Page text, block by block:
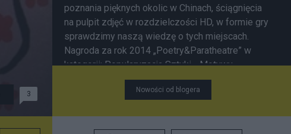
3
poznania pięknych okolic w Chinach, ściągnięcia
na pulpit zdjęć w rozdzielczości HD, w formie gry
sprawdzimy naszą wiedzę o tych miejscach.
Nagroda za rok 2014 „Poetry&Paratheatre” w
kategorii: Popularyzacja Sztuki - Motywy
przyrodnicze w poezji chińskiej
Nowości od blogera